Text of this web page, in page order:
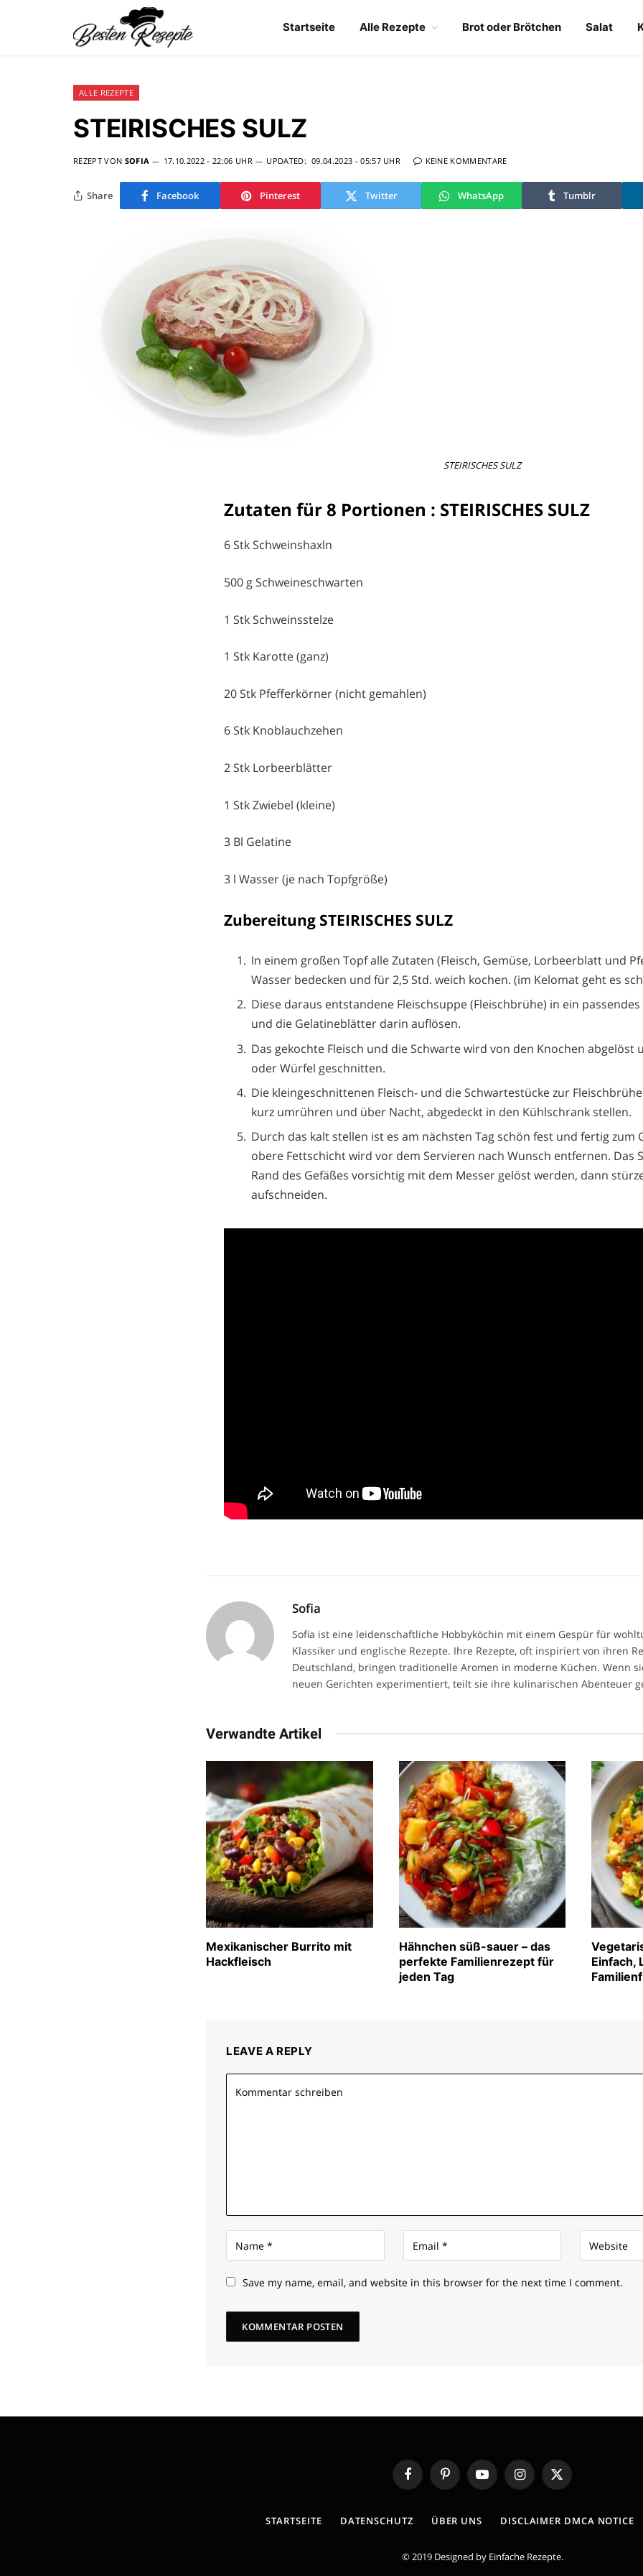
Startseite Alle Rezepte Brot oder Brötchen Salat
ALLE REZEPTE
STEIRISCHES SULZ
REZEPT VON SOFIA 17.10.2022 - 22:06 UHR UPDATED: 09.04.2023 - 05:57 UHR KEINE KOMMENTARE
Share Facebook Pinterest Twitter WhatsApp Tumblr
STEIRISCHES SULZ
Zutaten für 8 Portionen : STEIRISCHES SULZ
6 Stk Schweinshaxln
500 g Schweineschwarten
1 Stk Schweinsstelze
1 Stk Karotte (ganz)
20 Stk Pfefferkörner (nicht gemahlen)
6 Stk Knoblauchzehen
2 Stk Lorbeerblätter
1 Stk Zwiebel (kleine)
3 Bl Gelatine
3 l Wasser (je nach Topfgröße)
Zubereitung STEIRISCHES SULZ
In einem großen Topf alle Zutaten (Fleisch, Gemüse, Lorbeerblatt und
Wasser bedecken und für 2,5 Std. weich kochen. (im Kelomat geht es
Diese daraus entstandene Fleischsuppe (Fleischbrühe) in ein
und die Gelatineblätter darin auflösen.
Das gekochte Fleisch und die Schwarte wird von den Knochen abgelöst
oder Würfel geschnitten.
Die kleingeschnittenen Fleisch- und die Schwartestücke zur
kurz umrühren und über Nacht, abgedeckt in den Kühlschrank stellen.
Durch das kalt stellen ist es am nächsten Tag schön fest und fertig zum
obere Fettschicht wird vor dem Servieren nach Wunsch entfernen. Das
Rand des Gefäßes vorsichtig mit dem Messer gelöst werden, dann
aufschneiden.
Sofia
Sofia ist eine leidenschaftliche Hobbyköchin mit einem Gespür für
Klassiker und englische Rezepte. Ihre Rezepte, oft inspiriert von ihren
Deutschland, bringen traditionelle Aromen in moderne Küchen. Wenn
neuen Gerichten experimentiert, teilt sie ihre kulinarischen Abenteuer
Verwandte Artikel
Mexikanischer Burrito mit
Hackfleisch
Hähnchen süß-sauer – das
perfekte Familienrezept für
jeden Tag
Einfach,
LEAVE A REPLY
Save my name, email, and website in this browser for the next time I comment.
FacebookPinterestYouTubeInstagram
X
(Twitter)
STARTSEITE DATENSCHUTZ ÜBER UNS DISCLAIMER DMCA NOTICE
© 2019 Designed by Einfache Rezepte.